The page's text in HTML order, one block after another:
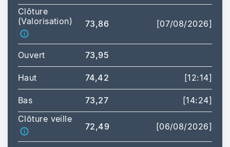
Clôture
(Valorisation)
73,86 [07/08/2026]
Ouvert 73,95
Haut 74,42 [12:14]
Bas 73,27
[14:24]
Clôture veille
72,49 [06/08/2026]